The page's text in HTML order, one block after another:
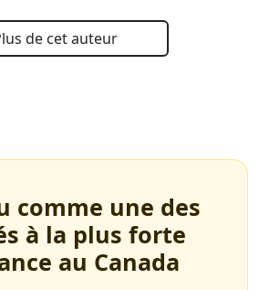
de cet auteur
comme une des
à la plus forte
au Canada